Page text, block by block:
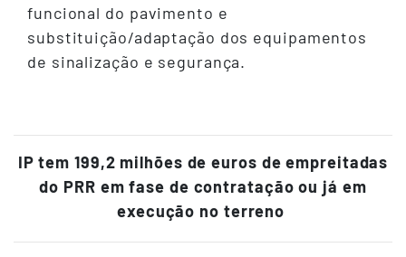
funcional do pavimento e
substituição/adaptação dos equipamentos
de sinalização e segurança.
IP tem 199,2 milhões de euros de empreitadas
do PRR em fase de contratação ou já em
execução no terreno